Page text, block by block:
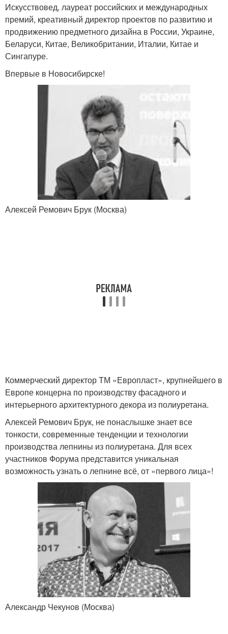
Искусствовед, лауреат российских и международных
премий, креативный директор проектов по развитию и
продвижению предметного дизайна в России, Украине,
Беларуси, Китае, Великобритании, Италии, Китае и
Сингапуре.
Впервые в Новосибирске!
Алексей Ремович Брук (Москва)
Коммерческий директор ТМ «Европласт», крупнейшего в
Европе концерна по производству фасадного и
интерьерного архитектурного декора из полиуретана.
Алексей Ремович Брук, не понаслышке знает все
тонкости, современные тенденции и технологии
производства лепнины из полиуретана. Для всех
участников Форума представится уникальная
возможность узнать о лепнине всё, от «первого лица»!
Александр Чекунов (Москва)